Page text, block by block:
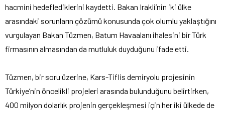
hacmini hedeflediklerini kaydetti. Bakan Irakli’nin iki ülke
arasındaki sorunların çözümü konusunda çok olumlu yaklaştığını
vurgulayan Bakan Tüzmen, Batum Havaalanı ihalesini bir Türk
firmasının almasından da mutluluk duyduğunu ifade etti.
Tüzmen, bir soru üzerine, Kars-Tiflis demiryolu projesinin
Türkiye’nin öncelikli projeleri arasında bulunduğunu belirtirken,
400 milyon dolarlık projenin gerçekleşmesi için her iki ülkede de